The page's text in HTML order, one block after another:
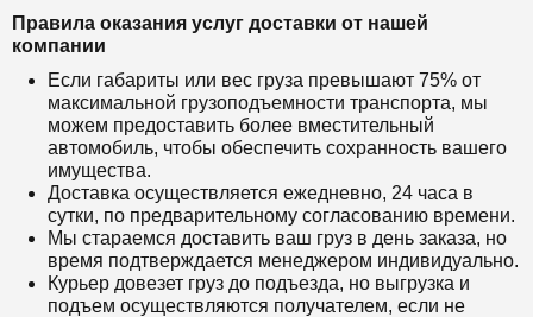
Правила оказания услуг доставки от нашей
компании
Если габариты или вес груза превышают 75% от
максимальной грузоподъемности транспорта, мы
можем предоставить более вместительный
автомобиль, чтобы обеспечить сохранность вашего
имущества.
Доставка осуществляется ежедневно, 24 часа в
сутки, по предварительному согласованию времени.
Мы стараемся доставить ваш груз в день заказа, но
время подтверждается менеджером индивидуально.
Курьер довезет груз до подъезда, но выгрузка и
подъем осуществляются получателем, если не